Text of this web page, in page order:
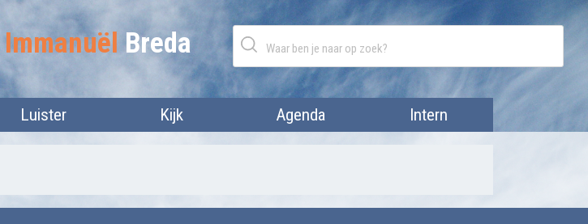
Immanuël Breda
Luister Kijk Agenda Intern